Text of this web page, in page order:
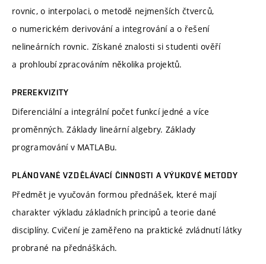
rovnic, o interpolaci, o metodě nejmenších čtverců,
o numerickém derivování a integrování a o řešení
nelineárních rovnic. Získané znalosti si studenti ověří
a prohloubí zpracováním několika projektů.
PREREKVIZITY
Diferenciální a integrální počet funkcí jedné a více
proměnných. Základy lineární algebry. Základy
programování v MATLABu.
PLÁNOVANÉ VZDĚLÁVACÍ ČINNOSTI A VÝUKOVÉ METODY
Předmět je vyučován formou přednášek, které mají
charakter výkladu základních principů a teorie dané
disciplíny. Cvičení je zaměřeno na praktické zvládnutí látky
probrané na přednáškách.